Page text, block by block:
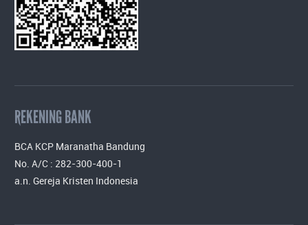
REKENING BANK
BCA KCP Maranatha Bandung
No. A/C : 282-300-400-1
a.n. Gereja Kristen Indonesia